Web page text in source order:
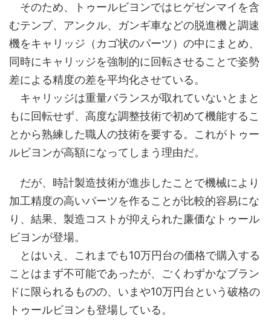
そのため、トゥールビヨンではヒゲゼンマイを含
むテンプ、アンクル、ガンギ車などの脱進機と調速
機をキャリッジ（カゴ状のパーツ）の中にまとめ、
同時にキャリッジを強制的に回転させることで姿勢
差による精度の差を平均化させている。
キャリッジは重量バランスが取れていないとまと
もに回転せず、高度な調整技術で初めて機能するこ
とから熟練した職人の技術を要する。これがトゥー
ルビヨンが高額になってしまう理由だ。
だが、時計製造技術が進歩したことで機械により
加工精度の高いパーツを作ることが比較的容易にな
り、結果、製造コストが抑えられた廉価なトゥール
ビヨンが登場。
とはいえ、これまでも10万円台の価格で購入する
ことはまず不可能であったが、ごくわずかなブラン
ドに限られるものの、いまや10万円台という破格の
トゥールビヨンも登場している。